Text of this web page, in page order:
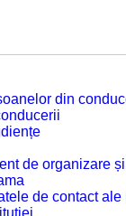
din
de organizare
de contact